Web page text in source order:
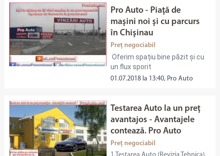
Pro Auto - Piaţă de
maşini noi şi cu parcurs
în Chişinau
Preț negociabil
Oferim spațiu bine păzit și cu
un flux sporit
01.07.2018 la 13:40, Pro Auto
Testarea Auto la un preţ
avantajos - Avantajele
contează. Pro Auto
Preț negociabil